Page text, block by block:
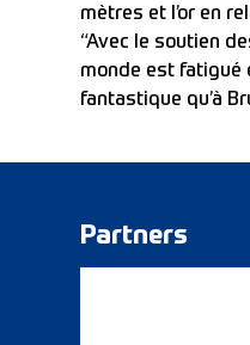
mètres et l’or en
“Avec le soutien
monde est fatigué
fantastique qu’à
Partners